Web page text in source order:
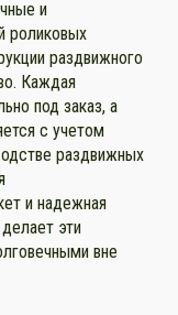
и
роликовых
раздвижного
Каждая
под заказ, а
с учетом
раздвижных
и надежная
эти
вне